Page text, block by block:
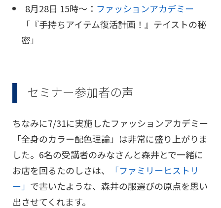
8月28日 15時〜： ファッションアカデミー
「『手持ちアイテム復活計画！』テイストの秘
密」
セミナー参加者の声
ちなみに7/31に実施したファッションアカデミー
「全身のカラー配色理論」は非常に盛り上がりま
した。6名の受講者のみなさんと森井とで一緒に
お店を回るたのしさは、
「ファミリーヒストリ
ー」 で書いたような、森井の服選びの原点を思い
出させてくれます。